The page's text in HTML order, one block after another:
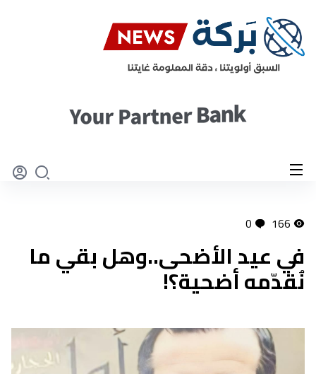
166
0
في عيد الأضحى..وهل بقي ما
نُقدّمه أضحية؟!